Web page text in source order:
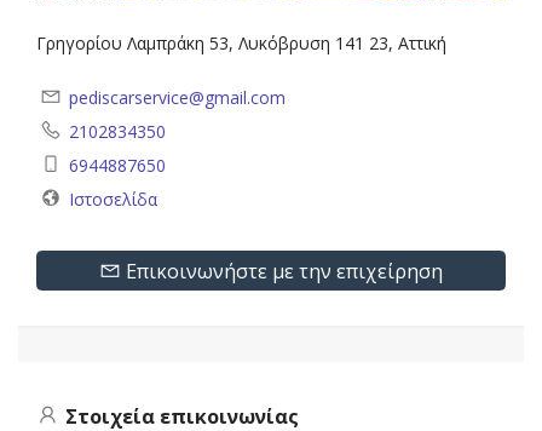
Γρηγορίου Λαμπράκη 53, Λυκόβρυση 141 23, Αττική
pediscarservice@gmail.com
2102834350
6944887650
Ιστοσελίδα
Επικοινωνήστε με την επιχείρηση
Στοιχεία επικοινωνίας